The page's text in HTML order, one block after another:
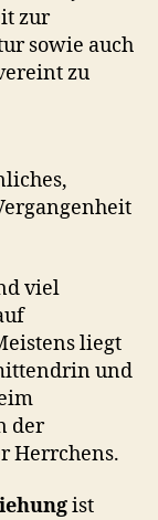
zur
sowie auch
zu
viel
liegt
und
der
Herrchens.
ist